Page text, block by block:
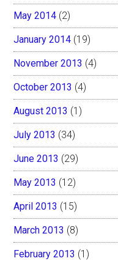
May 2014 (2)
January 2014 (19)
November 2013 (4)
October 2013 (4)
August 2013 (1)
July 2013 (34)
June 2013 (29)
May 2013 (12)
April 2013 (15)
March 2013 (8)
February 2013 (1)